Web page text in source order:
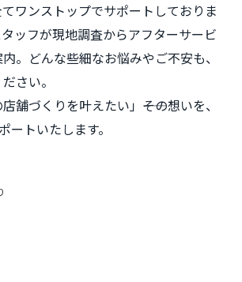
ワンストップでサポートしておりま
ッフが現地調査からアフターサービ
。どんな些細なお悩みやご不安も、
さい。
舗づくりを叶えたい」――その想いを、
ートいたします。